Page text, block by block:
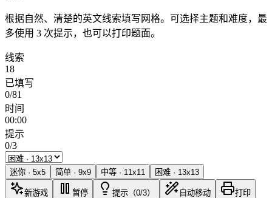
根据自然、清楚的英文线索填写网格。可选择主题和难度，最
多使用 3 次提示，也可以打印题面。
线索
18
已填写
0/81
时间
00:00
提示
0/3
迷你 · 5x5 简单 · 9x9 中等 · 11x11 困难 · 13x13
新游戏 暂停 提示（0/3） 自动移动 打印